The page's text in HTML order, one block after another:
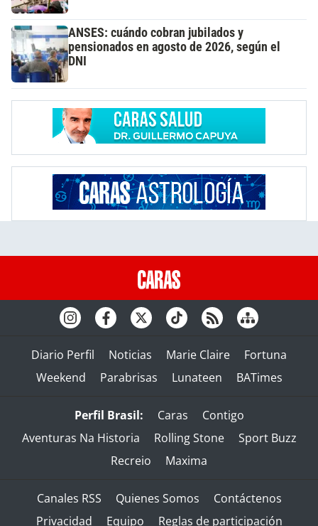
ANSES: cuándo cobran jubilados y
pensionados en agosto de 2026, según el
DNI
Diario Perfil Noticias Marie Claire
Fortuna
Weekend
Parabrisas Lunateen BATimes
Perfil Brasil: Caras
Contigo
Aventuras Na Historia
Rolling Stone
Sport Buzz
Recreio
Maxima
Canales RSS Quienes Somos
Contáctenos
Privacidad
Equipo Reglas de participación